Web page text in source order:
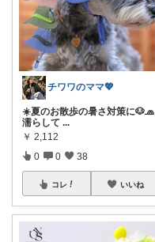
チワワのママ💖
☀️夏のお散歩の暑さ対策に🐶🧢
濡らして ...
￥ 2,112
0 0 38
コレ いいね